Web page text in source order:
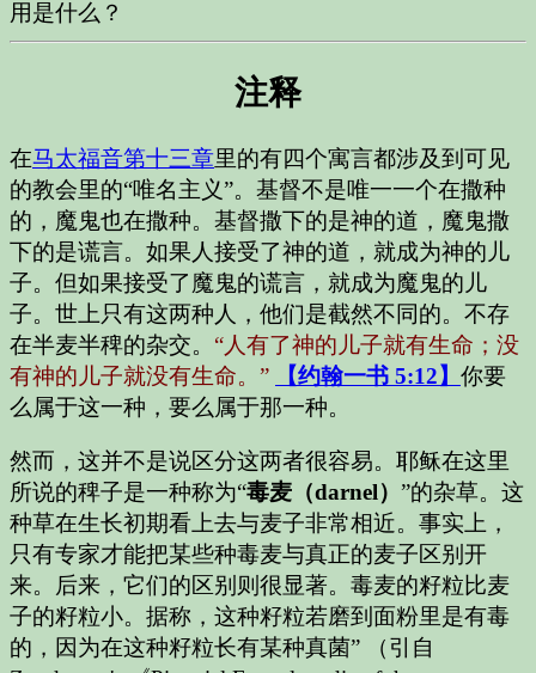
用是什么？
注释
在马太福音第十三章里的有四个寓言都涉及到可见
的教会里的“唯名主义”。基督不是唯一一个在撒种
的，魔鬼也在撒种。基督撒下的是神的道，魔鬼撒
下的是谎言。如果人接受了神的道，就成为神的儿
子。但如果接受了魔鬼的谎言，就成为魔鬼的儿
子。世上只有这两种人，他们是截然不同的。不存
在半麦半稗的杂交。 “人有了神的儿子就有生命；没
有神的儿子就没有生命。”
【约翰一书 5:12】 你要
么属于这一种，要么属于那一种。
然而，这并不是说区分这两者很容易。耶稣在这里
所说的稗子是一种称为“毒麦（darnel） ”的杂草。这
种草在生长初期看上去与麦子非常相近。事实上，
只有专家才能把某些种毒麦与真正的麦子区别开
来。后来，它们的区别则很显著。毒麦的籽粒比麦
子的籽粒小。据称，这种籽粒若磨到面粉里是有毒
的，因为在这种籽粒长有某种真菌” （引自